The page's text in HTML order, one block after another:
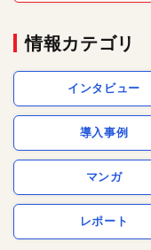
情報カテゴリ
インタビュー
導入事例
マンガ
レポート